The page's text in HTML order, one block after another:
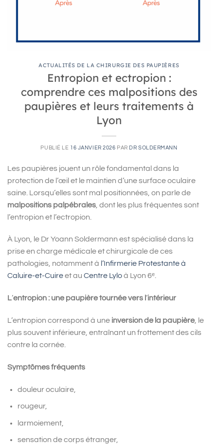
ACTUALITÉS DE LA CHIRURGIE DES PAUPIÈRES
Entropion et ectropion :
comprendre ces malpositions des
paupières et leurs traitements à
Lyon
PUBLIÉ LE 16 JANVIER 2026 PAR DR SOLDERMANN
Les paupières jouent un rôle fondamental dans la
protection de l’œil et le maintien d’une surface oculaire
saine. Lorsqu’elles sont mal positionnées, on parle de
malpositions palpébrales , dont les plus fréquentes sont
l’entropion et l’ectropion.
À Lyon, le Dr Yoann Soldermann est spécialisé dans la
prise en charge médicale et chirurgicale de ces
pathologies, notamment à l’Infirmerie Protestante à
Caluire-et-Cuireet au Centre Lyloà Lyon 6ᵉ.
L’entropion : une paupière tournée vers l ’intérieur
L’entropion correspond à une inversion de la paupière , le
plus souvent inférieure, entraînant un frottement des cils
contre la cornée.
Symptômes fréquents
douleur oculaire,
rougeur,
larmoiement,
sensation de corps étranger,